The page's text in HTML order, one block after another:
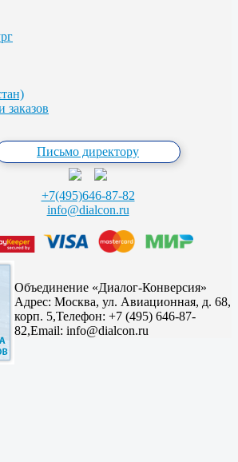
Письмо директору
+7(495)646-87-82
info@dialcon.ru
Объединение «Диалог-Конверсия»
Адрес: Москва, ул. Авиационная, д. 68,
корп. 5,Телефон: +7 (495) 646-87-
82,Email: info@dialcon.ru